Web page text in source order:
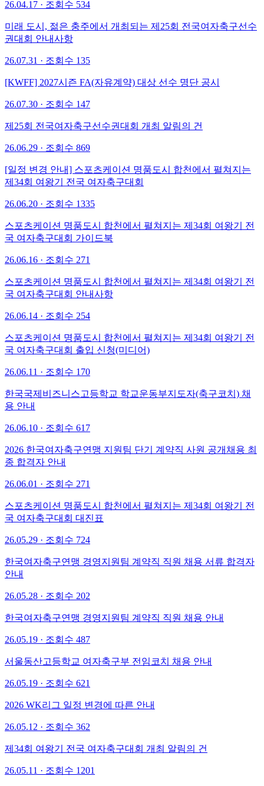
26.04.17 · 조회수 534
미래 도시, 젊은 충주에서 개최되는 제25회 전국여자축구선수
권대회 안내사항
26.07.31 · 조회수 135
[KWFF] 2027시즌 FA(자유계약) 대상 선수 명단 공시
26.07.30 · 조회수 147
제25회 전국여자축구선수권대회 개최 알림의 건
26.06.29 · 조회수 869
[일정 변경 안내] 스포츠케이션 명품도시 합천에서 펼쳐지는
제34회 여왕기 전국 여자축구대회
26.06.20 · 조회수 1335
스포츠케이션 명품도시 합천에서 펼쳐지는 제34회 여왕기 전
국 여자축구대회 가이드북
26.06.16 · 조회수 271
스포츠케이션 명품도시 합천에서 펼쳐지는 제34회 여왕기 전
국 여자축구대회 안내사항
26.06.14 · 조회수 254
스포츠케이션 명품도시 합천에서 펼쳐지는 제34회 여왕기 전
국 여자축구대회 출입 신청(미디어)
26.06.11 · 조회수 170
한국국제비즈니스고등학교 학교운동부지도자(축구코치) 채
용 안내
26.06.10 · 조회수 617
2026 한국여자축구연맹 지원팀 단기 계약직 사원 공개채용 최
종 합격자 안내
26.06.01 · 조회수 271
스포츠케이션 명품도시 합천에서 펼쳐지는 제34회 여왕기 전
국 여자축구대회 대진표
26.05.29 · 조회수 724
한국여자축구연맹 경영지원팀 계약직 직원 채용 서류 합격자
안내
26.05.28 · 조회수 202
한국여자축구연맹 경영지원팀 계약직 직원 채용 안내
26.05.19 · 조회수 487
서울동산고등학교 여자축구부 전임코치 채용 안내
26.05.19 · 조회수 621
2026 WK리그 일정 변경에 따른 안내
26.05.12 · 조회수 362
제34회 여왕기 전국 여자축구대회 개최 알림의 건
26.05.11 · 조회수 1201